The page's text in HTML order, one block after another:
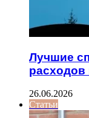
Лучшие
26.06.2026
Статьи